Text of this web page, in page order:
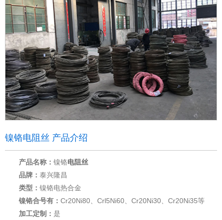
返回首页
镍铬电阻丝 产品介绍
产品名称： 镍铬电阻丝
品牌： 泰兴隆昌
类型： 镍铬电热合金
镍铬合号有： Cr20Ni80、Crl5Ni60、Cr20Ni30、Cr20Ni35等
加工定制： 是